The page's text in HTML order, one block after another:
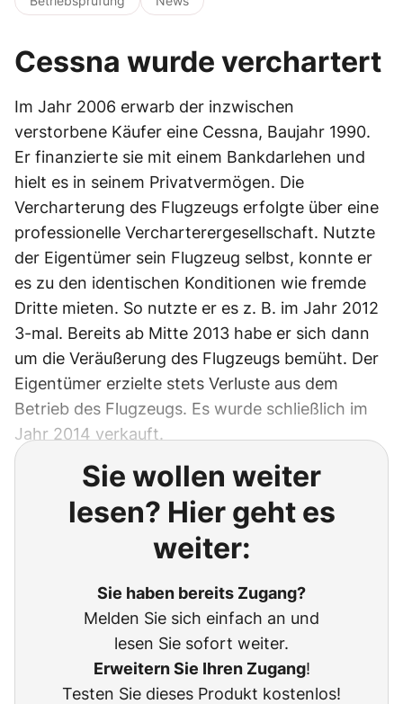
Cessna wurde verchartert
Im Jahr 2006 erwarb der inzwischen
verstorbene Käufer eine Cessna, Baujahr 1990.
Er finanzierte sie mit einem Bankdarlehen und
hielt es in seinem Privatvermögen. Die
Vercharterung des Flugzeugs erfolgte über eine
professionelle Vercharterergesellschaft. Nutzte
der Eigentümer sein Flugzeug selbst, konnte er
es zu den identischen Konditionen wie fremde
Dritte mieten. So nutzte er es z. B. im Jahr 2012
3-mal. Bereits ab Mitte 2013 habe er sich dann
um die Veräußerung des Flugzeugs bemüht. Der
Eigentümer erzielte stets Verluste aus dem
Betrieb des Flugzeugs. Es wurde schließlich im
Jahr 2014 verkauft.
Sie wollen weiter
lesen? Hier geht es
weiter:
Sie haben bereits Zugang?
Melden Sie sich einfach an und
lesen Sie sofort weiter.
Erweitern Sie Ihren Zugang!
Testen Sie dieses Produkt kostenlos!